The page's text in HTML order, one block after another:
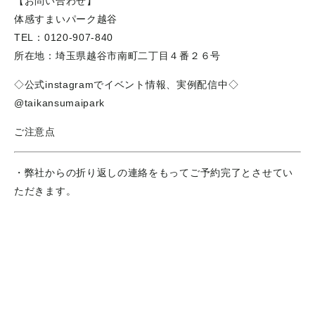
体感すまいパーク越谷
TEL：0120-907-840
所在地：埼玉県越谷市南町二丁目４番２６号
◇公式instagramでイベント情報、実例配信中◇
@taikansumaipark
ご注意点
・弊社からの折り返しの連絡をもってご予約完了とさせてい
ただきます。